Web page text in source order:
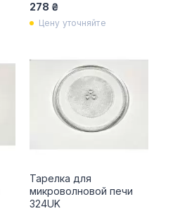
278 ₴
Цену уточняйте
Тарелка для
микроволновой печи
324UK